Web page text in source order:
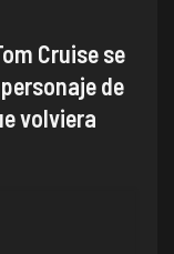
Cruise se
de
volviera